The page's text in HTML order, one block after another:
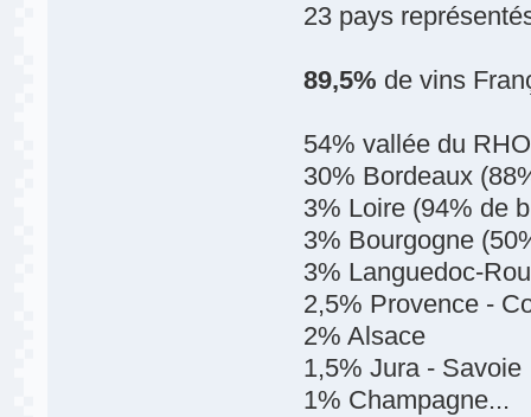
23 pays
89,5% de vins
54% vallée du
30% Bordeaux
3% Loire (94% de
3% Bourgogne
3% Languedoc-
2,5% Provence -
2% Alsace
1,5% Jura - Savoie
1% Champagne...